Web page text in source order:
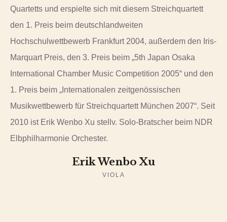
Quartetts und erspielte sich mit diesem Streichquartett
den 1. Preis beim deutschlandweiten
Hochschulwettbewerb Frankfurt 2004, außerdem den Iris-
Marquart Preis, den 3. Preis beim „5th Japan Osaka
International Chamber Music Competition 2005“ und den
1. Preis beim „Internationalen zeitgenössischen
Musikwettbewerb für Streichquartett München 2007“. Seit
2010 ist Erik Wenbo Xu stellv. Solo-Bratscher beim NDR
Elbphilharmonie Orchester.
Erik Wenbo Xu
VIOLA